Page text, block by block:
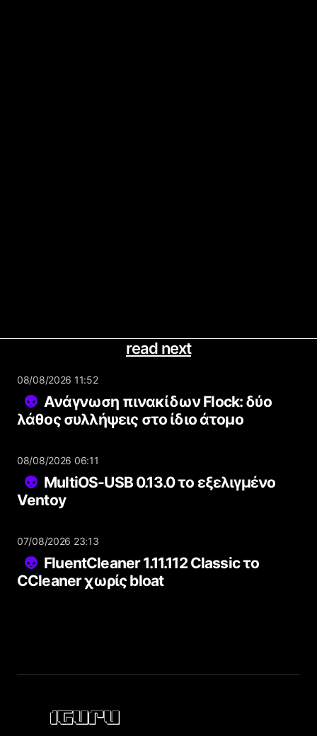
read next
08/08/2026 11:52
Ανάγνωση πινακίδων Flock: δύο
λάθος συλλήψεις στο ίδιο άτομο
08/08/2026 06:11
MultiOS-USB 0.13.0 το εξελιγμένο
Ventoy
07/08/2026 23:13
FluentCleaner 1.11.112 Classic το
CCleaner χωρίς bloat